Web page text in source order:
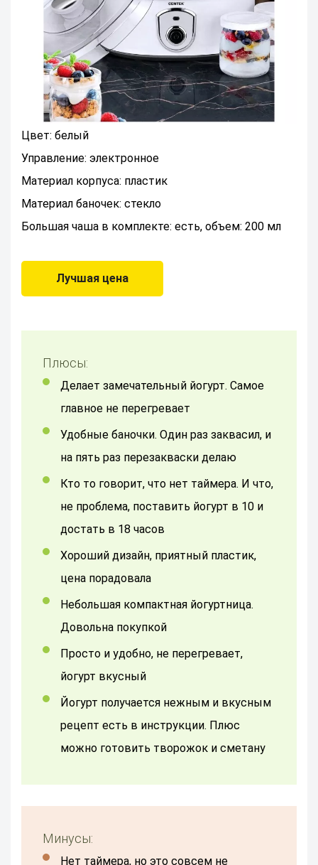
Цвет: белый
Управление: электронное
Материал корпуса: пластик
Материал баночек: стекло
Большая чаша в комплекте: есть, объем: 200 мл
Лучшая цена
Плюсы:
Делает замечательный йогурт. Самое
главное не перегревает
Удобные баночки. Один раз заквасил, и
на пять раз перезакваски делаю
Кто то говорит, что нет таймера. И что,
не проблема, поставить йогурт в 10 и
достать в 18 часов
Хороший дизайн, приятный пластик,
цена порадовала
Небольшая компактная йогуртница.
Довольна покупкой
Просто и удобно, не перегревает,
йогурт вкусный
Йогурт получается нежным и вкусным
рецепт есть в инструкции. Плюс
можно готовить творожок и сметану
Минусы:
Нет таймера, но это совсем не